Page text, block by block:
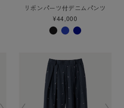
リボンパーツ付デニムパンツ
¥44,000